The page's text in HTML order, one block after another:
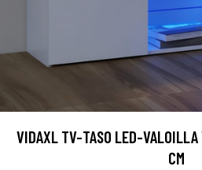
VIDAXL TV-TASO LED-
CM